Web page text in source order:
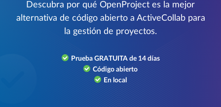
Descubra por qué OpenProject es la mejor
alternativa de código abierto a ActiveCollab para
la gestión de proyectos.
Prueba GRATUITA de 14 días
Código abierto
En local